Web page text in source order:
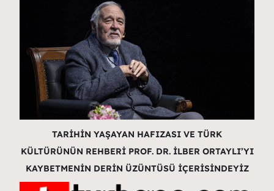
TARİHİN YAŞAYAN HAFIZASI VE TÜRK
KÜLTÜRÜNÜN REHBERİ PROF. DR. İLBER ORTAYLI’YI
KAYBETMENİN DERİN ÜZÜNTÜSÜ İÇERİSİNDEYİZ